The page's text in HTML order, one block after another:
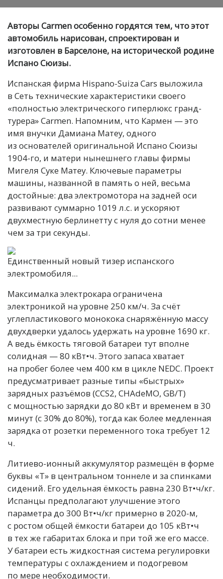
Авторы Carmen особенно гордятся тем, что этот
автомобиль нарисован, спроектирован и
изготовлен в Барселоне, на исторической родине
Испано Сюизы.
Испанская фирма Hispano-Suiza Cars выложила
в Сеть технические характеристики своего
«полностью электрического гиперлюкс гранд-
турера» Carmen. Напомним, что Кармен — это
имя внучки Дамиана Матеу, одного
из основателей оригинальной Испано Сюизы
1904-го, и матери нынешнего главы фирмы
Мигеля Суке Матеу. Ключевые параметры
машины, названной в память о ней, весьма
достойные: два электромотора на задней оси
развивают суммарно 1019 л.с. и ускоряют
двухместную берлинетту с нуля до сотни менее
чем за три секунды.
Единственный новый тизер испанского
электромобиля...
Максималка электрокара ограничена
электроникой на уровне 250 км/ч. За счёт
углепластикового монокока снаряжённую массу
двухдверки удалось удержать на уровне 1690 кг.
А ведь ёмкость тяговой батареи тут вполне
солидная — 80 кВт•ч. Этого запаса хватает
на пробег более чем 400 км в цикле NEDC. Проект
предусматривает разные типы «быстрых»
зарядных разъёмов (CCS2, CHAdeMO, GB/T)
с мощностью зарядки до 80 кВт и временем в 30
минут (c 30% до 80%), тогда как более медленная
зарядка от розетки переменного тока требует 12
ч.
Литиево-ионный аккумулятор размещён в форме
буквы «T» в центральном тоннеле и за спинками
сидений. Его удельная ёмкость равна 230 Вт•ч/кг.
Испанцы предполагают улучшение этого
параметра до 300 Вт•ч/кг примерно в 2020-м,
с ростом общей ёмкости батареи до 105 кВт•ч
в тех же габаритах блока и при той же его массе.
У батареи есть жидкостная система регулировки
температуры с охлаждением и подогревом
по мере необходимости.